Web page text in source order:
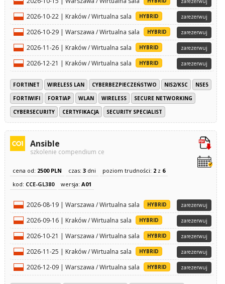
2026-10-22 | Kraków / Wirtualna sala HYBRID zarezerwuj
2026-10-29 | Warszawa / Wirtualna sala HYBRID zarezerwuj
2026-11-26 | Kraków / Wirtualna sala HYBRID zarezerwuj
2026-12-21 | Kraków / Wirtualna sala HYBRID zarezerwuj
FORTINET WIRELESS LAN CYBERBEZPIECZEŃSTWO NIS2/KSC
NSE5
FORTIWIFI
FORTIAP WLAN WIRELESS
SECURE NETWORKING
CYBERSECURITY
CERTYFIKACJA SECURITY SPECIALIST
Ansible
szkolenie compendium ce
cena od: 2500 PLN czas: 3dni poziom trudności: 2z 6
kod: CCE-GL380 wersja: A01
2026-08-19 | Warszawa / Wirtualna sala HYBRID zarezerwuj
2026-09-16 | Kraków / Wirtualna sala HYBRID zarezerwuj
2026-10-21 | Warszawa / Wirtualna sala HYBRID zarezerwuj
2026-11-25 | Kraków / Wirtualna sala HYBRID zarezerwuj
2026-12-09 | Warszawa / Wirtualna sala HYBRID zarezerwuj